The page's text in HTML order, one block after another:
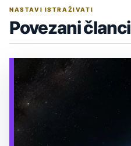
NASTAVI ISTRAŽIVATI
Povezani članci